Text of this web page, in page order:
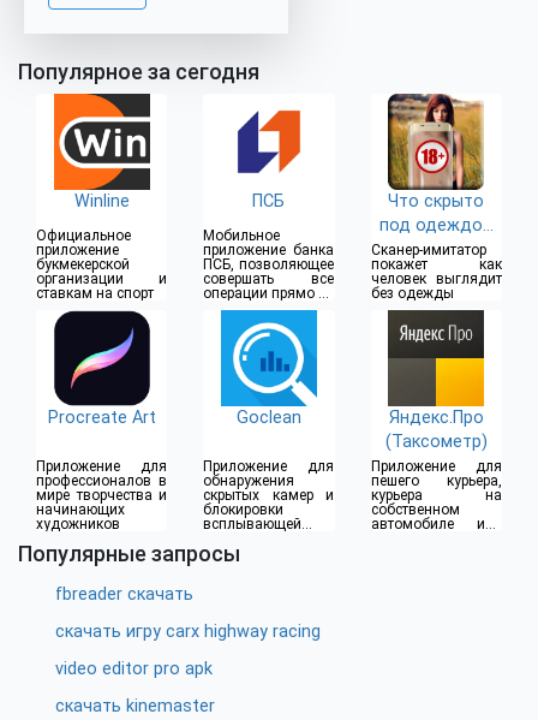
Популярное за сегодня
Winline
Официальное
приложение
букмекерской
организации и
ставкам на спорт
ПСБ
Мобильное
приложение банка
ПСБ, позволяющее
совершать все
операции прямо из
дома
Что скрыто
под одеждой
(18+)
Сканер-имитатор
покажет как
человек выглядит
без одежды
Procreate Art
Приложение для
профессионалов в
мире творчества и
начинающих
художников
Goclean
Приложение для
обнаружения
скрытых камер и
блокировки
всплывающей
Яндекс.Про
(Таксометр)
Приложение для
пешего курьера,
курьера на
собственном
автомобиле или
Популярные запросы
fbreader скачать
скачать игру carx highway racing
video editor pro apk
скачать kinemaster